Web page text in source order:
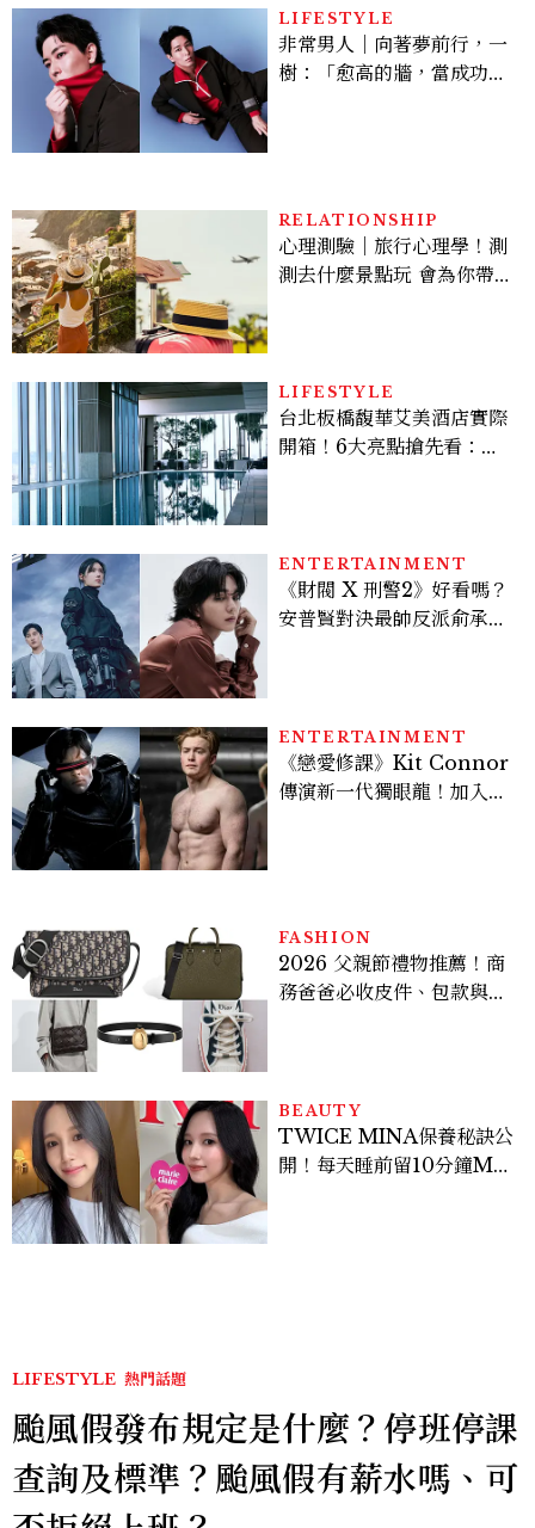
LIFESTYLE
非常男人｜向著夢前行，一
樹：「愈高的牆，當成功爬
RELATIONSHIP
心理測驗｜旅行心理學！測
測去什麼景點玩 會為你帶來
LIFESTYLE
台北板橋馥華艾美酒店實際
開箱！6大亮點搶先看：新
ENTERTAINMENT
《財閥 X 刑警2》好看嗎？
安普賢對決最帥反派俞承
多大？
ENTERTAINMENT
《戀愛修課》Kit Connor
傳演新一代獨眼龍！加入新
FASHION
2026 父親節禮物推薦！商
務爸爸必收皮件、包款與鞋
BEAUTY
TWICE MINA保養秘訣公
開！每天睡前留10分鐘ME
LIFESTYLE 熱門話題
颱風假發布規定是什麼？停班停課
查詢及標準？颱風假有薪水嗎、可